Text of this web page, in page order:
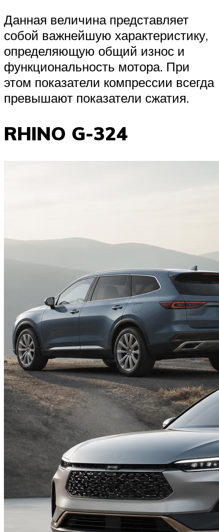
Данная величина представляет
собой важнейшую характеристику,
определяющую общий износ и
функциональность мотора. При
этом показатели компрессии всегда
превышают показатели сжатия.
RHINO G-324